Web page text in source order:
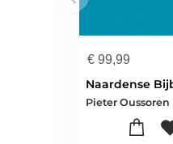
€ 99,99
Pieter Oussoren